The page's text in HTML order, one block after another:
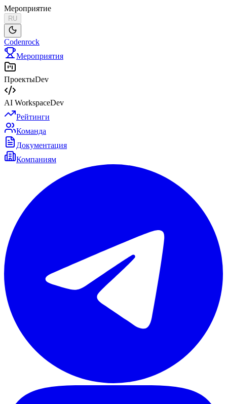
Мероприятие
RU
Codenrock
Мероприятия
ПроектыDev
AI WorkspaceDev
Рейтинги
Команда
Документация
Компаниям